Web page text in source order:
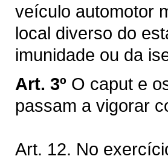
veículo automotor
local diverso do
imunidade ou da
Art. 3º O caput e
passam a vigorar
Art. 12. No